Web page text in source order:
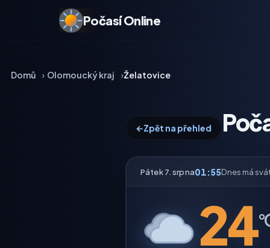
Počasí Online
Domů Olomoucký kraj Želatovice
←Zpět na přehled
Pátek 7. srpna01:55Dnes má
24